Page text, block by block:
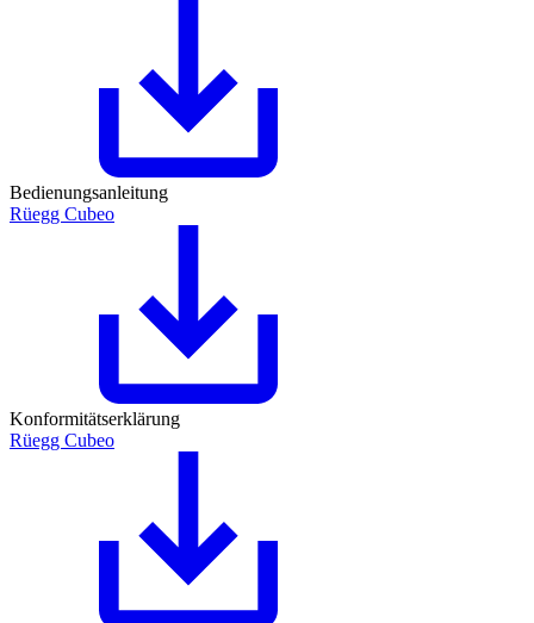
Bedienungsanleitung
Rüegg Cubeo
Konformitätserklärung
Rüegg Cubeo